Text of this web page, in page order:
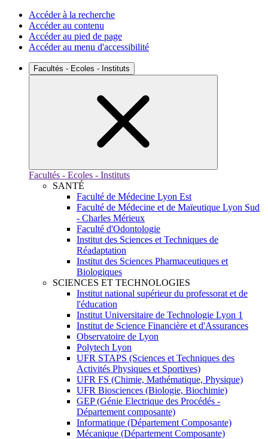
Accéder à la recherche
Accéder au contenu
Accéder au pied de page
Accéder au menu d'accessibilité
Facultés - Ecoles - Instituts
Facultés - Ecoles - Instituts
SANTÉ
Faculté de Médecine Lyon Est
Faculté de Médecine et de Maïeutique Lyon Sud
- Charles Mérieux
Faculté d'Odontologie
Institut des Sciences et Techniques de
Réadaptation
Institut des Sciences Pharmaceutiques et
Biologiques
SCIENCES ET TECHNOLOGIES
Institut national supérieur du professorat et de
l'éducation
Institut Universitaire de Technologie Lyon 1
Institut de Science Financière et d'Assurances
Observatoire de Lyon
Polytech Lyon
UFR STAPS (Sciences et Techniques des
Activités Physiques et Sportives)
UFR FS (Chimie, Mathématique, Physique)
UFR Biosciences (Biologie, Biochimie)
GEP (Génie Electrique des Procédés -
Département composante)
Informatique (Département Composante)
Mécanique (Département Composante)